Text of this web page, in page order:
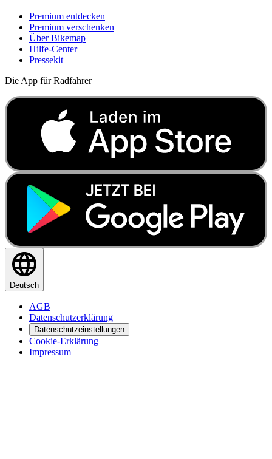
Premium entdecken
Premium verschenken
Über Bikemap
Hilfe-Center
Pressekit
Die App für Radfahrer
Deutsch
AGB
Datenschutzerklärung
Datenschutzeinstellungen
Cookie-Erklärung
Impressum